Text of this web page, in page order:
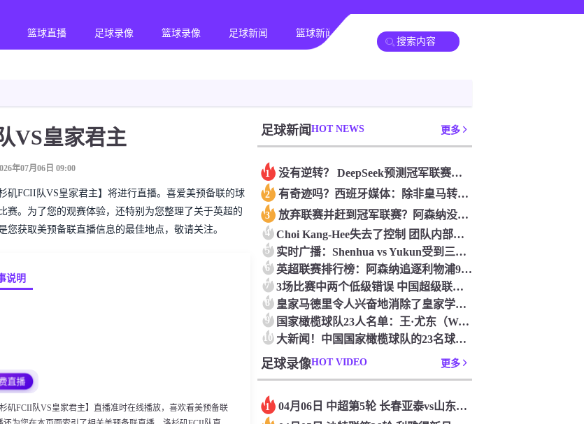
篮球直播 足球录像 篮球录像 足球新闻 篮球新闻
VS皇家君主
年07月06日 09:00
矶FCII队VS皇家君主】将进行直播。喜爱美预备联的球
赛。为了您的观赛体验，还特别为您整理了关于英超的
获取美预备联直播信息的最佳地点，敬请关注。
说明
直播
矶FCII队VS皇家君主】直播准时在线播放，喜欢看美预备联
足球新闻 HOT NEWS 更多
1 没有逆转？ DeepSeek预测冠军联赛的第二回合：4支球队在第一回合中获胜 枪手输了
2 有奇迹吗？西班牙媒体：除非皇马转过身赢得西甲或欧洲冠军
3 放弃联赛并赶到冠军联赛？阿森纳没有希望赢得英超杯 赢得欧洲冠军的可能性
4 Choi Kang-Hee失去了控制 团队内部的冲突很突出 只有一个人可以从水火中拯救崔孔
5 实时广播：Shenhua vs Yukun受到三项有争议的惩罚 Yukun将向中国足球联合会提出投诉
6 英超联赛排行榜：阿森纳追逐利物浦9分 曼联连续三件坏事
7 3场比赛中两个低级错误 中国超级联赛的前守门员很老 是时候让位了 最好的继任者出现
8 皇家马德里令人兴奋地消除了皇家学会 安彭负责造成巨大的灾难！
9 国家橄榄球队23人名单：王·尤东（Wang Yudong）首次被选为第11名 塞吉尼奥（Serginho）在名单上
10 大新闻！中国国家橄榄球队的23名球员被确认是第一次进入阵容
足球录像HOT VIDEO 更多
1 04月06日 中超第5轮 长春亚泰vs山东泰山 全场录像